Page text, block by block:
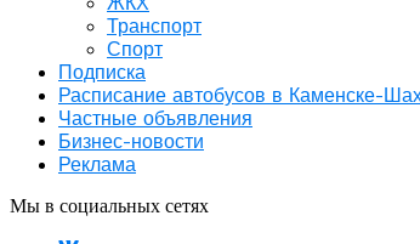
Транспорт
Спорт
Подписка
Расписание автобусов в Каменске-
Частные объявления
Бизнес-новости
Реклама
Мы в социальных сетях